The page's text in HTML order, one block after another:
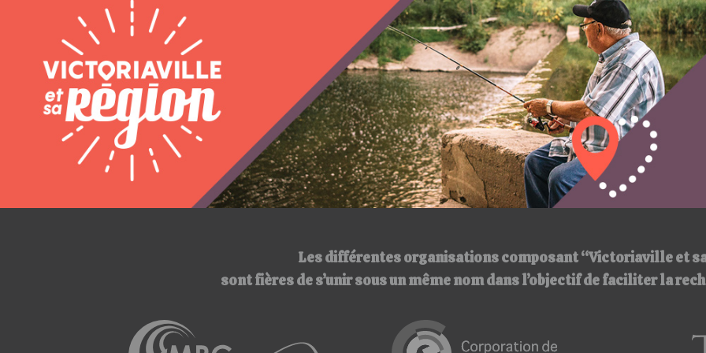
Les différentes organisations composant “Victoriaville et
sont fières de s’unir sous un même nomdans l’objectif de faciliter la